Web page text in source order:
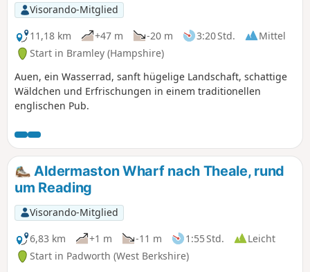
Visorando-Mitglied
11,18 km
+47 m -20 m 3:20 Std.
Mittel
Start in Bramley (Hampshire)
Auen, ein Wasserrad, sanft hügelige Landschaft, schattige
Wäldchen und Erfrischungen in einem traditionellen
englischen Pub.
Aldermaston Wharf nach Theale, rund
um Reading
Visorando-Mitglied
6,83 km
+1 m -11 m 1:55 Std.
Leicht
Start in Padworth (West Berkshire)